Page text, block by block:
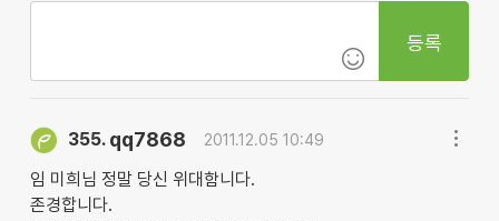
등록
355. qq7868 2011.12.05 10:49
임 미희님 정말 당신 위대함니다.
존경합니다.